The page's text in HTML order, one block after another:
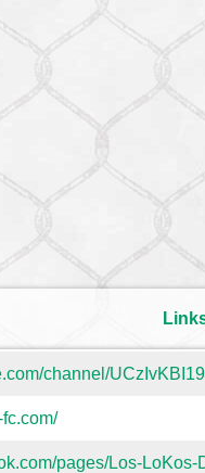
channel/
pages/Los-